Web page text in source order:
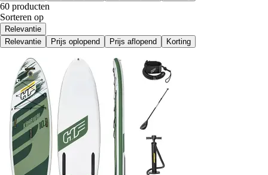
60 producten
Sorteren op
Relevantie
Relevantie
Prijs oplopend Prijs aflopend Korting